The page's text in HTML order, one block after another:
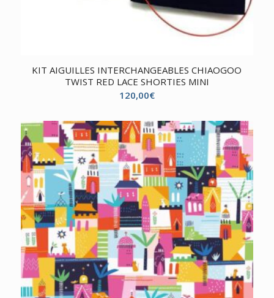
KIT AIGUILLES INTERCHANGEABLES CHIAOGOO
TWIST RED LACE SHORTIES MINI
120,00€